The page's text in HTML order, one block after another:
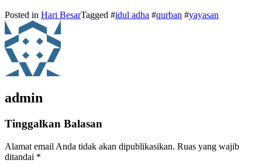
Posted in Hari BesarTagged #idul adha #qurban #yayasan
admin
Tinggalkan Balasan
Alamat email Anda tidak akan dipublikasikan. Ruas yang wajib
ditandai *